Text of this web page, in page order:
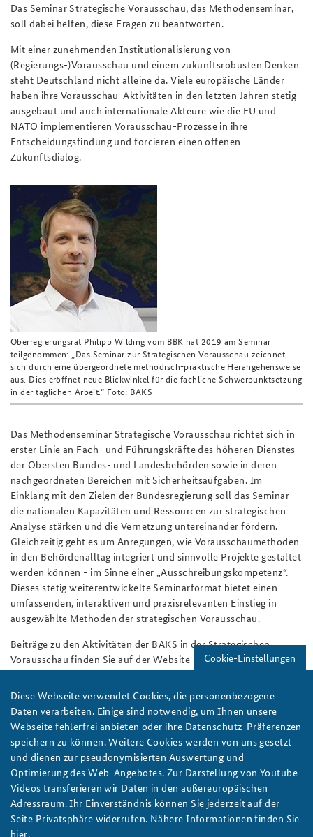
Das Seminar Strategische Vorausschau, das Methodenseminar,
soll dabei helfen, diese Fragen zu beantworten.
Mit einer zunehmenden Institutionalisierung von
(Regierungs-)Vorausschau und einem zukunftsrobusten Denken
steht Deutschland nicht alleine da. Viele europäische Länder
haben ihre Vorausschau-Aktivitäten in den letzten Jahren stetig
ausgebaut und auch internationale Akteure wie die EU und
NATO implementieren Vorausschau-Prozesse in ihre
Entscheidungsfindung und forcieren einen offenen
Zukunftsdialog.
Oberregierungsrat Philipp Wilding vom BBK hat 2019 am Seminar
teilgenommen: „Das Seminar zur Strategischen Vorausschau zeichnet
sich durch eine übergeordnete methodisch-praktische Herangehensweise
aus. Dies eröffnet neue Blickwinkel für die fachliche Schwerpunktsetzung
in der täglichen Arbeit.“ Foto: BAKS
Das Methodenseminar Strategische Vorausschau richtet sich in
erster Linie an Fach- und Führungskräfte des höheren Dienstes
der Obersten Bundes- und Landesbehörden sowie inderen
nachgeordneten Bereichen mit Sicherheitsaufgaben. Im
Einklang mit den Zielen der Bundesregierung soll das Seminar
die nationalen Kapazitäten und Ressourcen zur strategischen
Analyse stärken und die Vernetzung untereinander fördern.
Gleichzeitig geht es um Anregungen, wie Vorausschaumethoden
in den Behördenalltag integriert und sinnvolle Projekte gestaltet
werden können - im Sinne einer „Ausschreibungskompetenz“.
Diesesstetig weiterentwickelte Seminarformat bietet einen
umfassenden, interaktiven und praxisrelevanten Einstieg in
ausgewählte Methoden derstrategischen Vorausschau.
Beiträge zu den Aktivitäten der BAKS in der Strategischen
Vorausschau finden Sie auf der Website
unter dem Stichwort
"Foresight". Weitere Informationen über das Methodenseminar
und Strategische Vorausschau finden Sie in unserem Flyer
(↗PDF-Dokument
).
Das Foresight-Team der BAKS erreichen Sie per E-Mail unter:
StrategischeVorausschau@baks.bund.de
Cookie-Einstellungen
Diese Webseite verwendet Cookies, die personenbezogene
Daten verarbeiten. Einige sind notwendig, um Ihnen unsere
Webseite fehlerfrei anbieten oder ihre Datenschutz-Präferenzen
speichern zu können. Weitere Cookies werden von uns gesetzt
und dienen zur pseudonymisierten Auswertung und
Optimierung des Web-Angebotes. Zur Darstellung von Youtube-
Videos transferieren wir Daten in den außereuropäischen
Adressraum. Ihr Einverständnis können Sie jederzeit auf der
Seite Privatsphäre widerrufen. Nähere Informationen finden Sie
hier.